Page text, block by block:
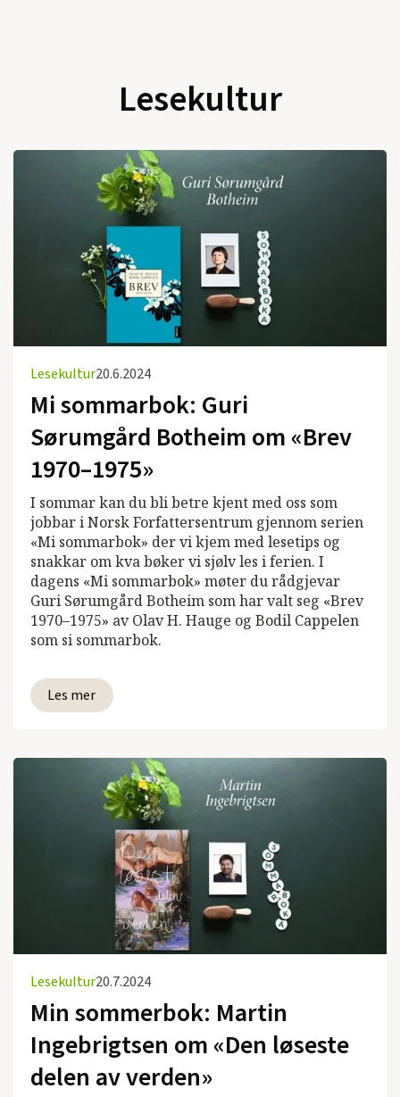
Lesekultur
Lesekultur20.6.2024
Mi sommarbok: Guri
Sørumgård Botheim om «Brev
1970–1975»
I sommar kan du bli betre kjent med oss som
jobbar i Norsk Forfattersentrum gjennom serien
«Mi sommarbok» der vi kjem med lesetips og
snakkar om kva bøker vi sjølv les i ferien. I
dagens «Mi sommarbok» møter du rådgjevar
Guri Sørumgård Botheim som har valt seg «Brev
1970–1975» av Olav H. Hauge og Bodil Cappelen
som si sommarbok.
Les mer
Lesekultur20.7.2024
Min sommerbok: Martin
Ingebrigtsen om «Den løseste
delen av verden»